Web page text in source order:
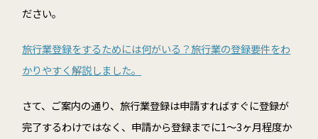
ださい。
旅行業登録をするためには何がいる？旅行業の登録要件をわ
かりやすく解説しました。
さて、ご案内の通り、旅行業登録は申請すればすぐに登録が
完了するわけではなく、申請から登録までに1～3ヶ月程度か